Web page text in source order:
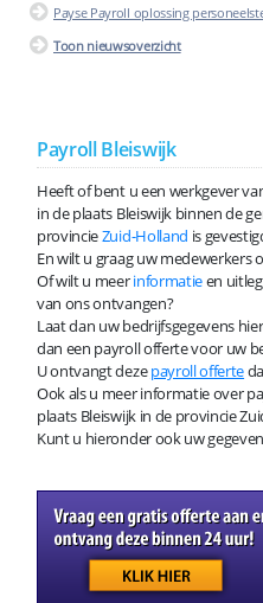
Payse Payroll oplossing
Toon nieuwsoverzicht
Payroll Bleiswijk
Heeft of bent u een werkgever
in de plaats Bleiswijk binnen de
provincieZuid-Holland is
En wilt u graag uw medewerkers
Of wilt u meerinformatieen
van ons ontvangen?
Laat dan uw bedrijfsgegevens
dan een payroll offerte voor uw
U ontvangt dezepayroll offerte
Ook als u meer informatie over
plaats Bleiswijk in de provincie
Kunt u hieronder ook uw